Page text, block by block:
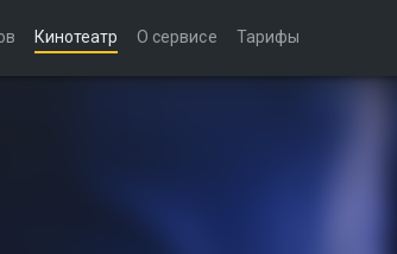
Кинотеатр О сервисе Тарифы